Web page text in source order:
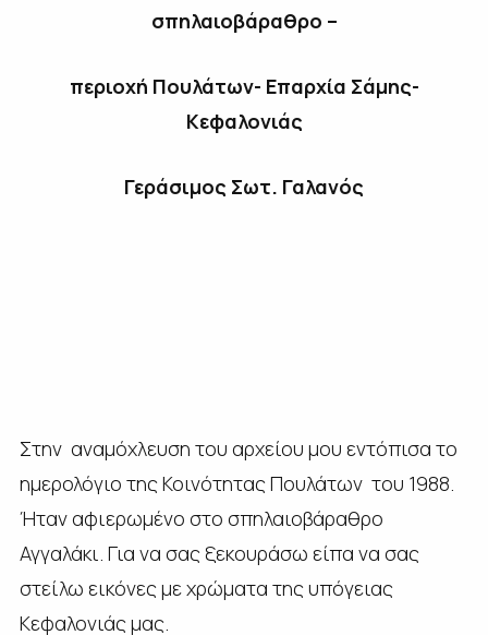
σπηλαιοβάραθρο –
περιοχή Πουλάτων- Επαρχία Σάμης-
Κεφαλονιάς
Γεράσιμος Σωτ. Γαλανός
Στην αναμόχλευση του αρχείου μου εντόπισα το
ημερολόγιο της Κοινότητας Πουλάτων του 1988.
Ήταν αφιερωμένο στο σπηλαιοβάραθρο
Αγγαλάκι. Για να σας ξεκουράσω είπα να σας
στείλω εικόνες με χρώματα της υπόγειας
Κεφαλονιάς μας.